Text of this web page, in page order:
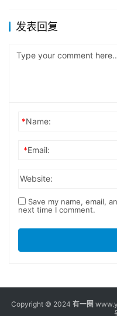
发表回复
*Name:
*Email:
Website:
Save my name, email,
next time I comment.
Copyright © 2024 有一圈